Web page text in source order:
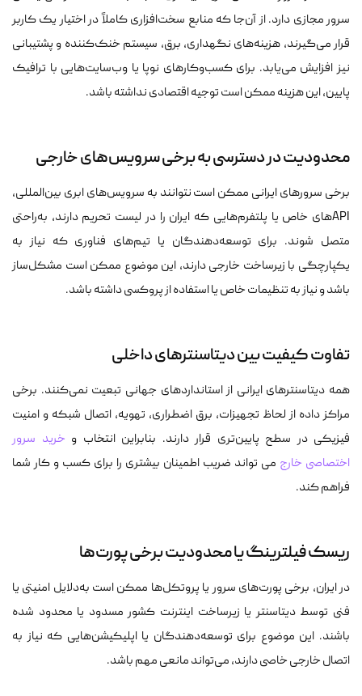
سرور مجازی دارد. از آن‌جا که منابع سخت‌افزاری کاملاً در اختیار یک کاربر
قرار می‌گیرند، هزینه‌های نگهداری، برق، سیستم خنک‌کننده و پشتیبانی
نیز افزایش می‌یابد. برای کسب‌وکارهای نوپا یا وب‌سایت‌هایی با ترافیک
پایین، این هزینه ممکن است توجیه اقتصادی نداشته باشد.
محدودیت در دسترسی به برخی سرویس‌های خارجی
برخی سرورهای ایرانی ممکن است نتوانند به سرویس‌های ابری بین‌المللی،
APIهای خاص یا پلتفرم‌هایی که ایران را در لیست تحریم دارند، به‌راحتی
متصل شوند. برای توسعه‌دهندگان یا تیم‌های فناوری که نیاز به
یکپارچگی با زیرساخت خارجی دارند، این موضوع ممکن است مشکل‌ساز
باشد و نیاز به تنظیمات خاص یا استفاده از پروکسی داشته باشد.
تفاوت کیفیت بین دیتاسنترهای داخلی
همه دیتاسنترهای ایرانی از استانداردهای جهانی تبعیت نمی‌کنند. برخی
مراکز داده از لحاظ تجهیزات، برق اضطراری، تهویه، اتصال شبکه و امنیت
فیزیکی در سطح پایین‌تری قرار دارند. بنابراین انتخاب و خرید سرور
اختصاصی خارج می تواند ضریب اطمینان بیشتری را برای کسب و کار شما
فراهم کند.
ریسک فیلترینگ یا محدودیت برخی پورت‌ها
در ایران، برخی پورت‌های سرور یا پروتکل‌ها ممکن است به‌دلایل امنیتی یا
فنی توسط دیتاسنتر یا زیرساخت اینترنت کشور مسدود یا محدود شده
باشند. این موضوع برای توسعه‌دهندگان یا اپلیکیشن‌هایی که نیاز به
اتصال خارجی خاصی دارند، می‌تواند مانعی مهم باشد.